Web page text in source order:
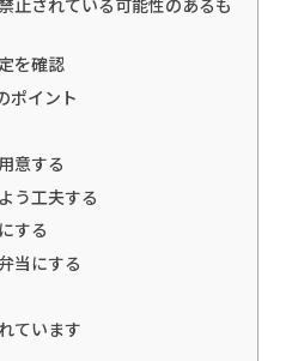
を確認
ポイント
意する
う工夫する
する
当にする
ています